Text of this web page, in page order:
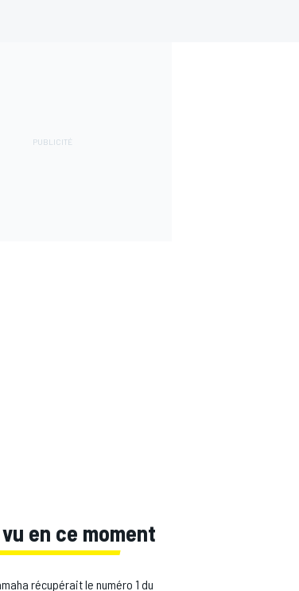
en ce moment
récupérait le numéro 1 du